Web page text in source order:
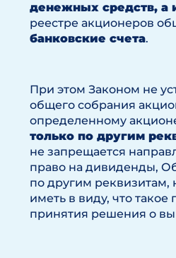
денежных средств, а
реестре акционеров
банковские счета.
При этом Законом не
общего собрания
определенному
только по другим
не запрещается
право на дивиденды,
по другим реквизитам,
иметь в виду, что
принятия решения о